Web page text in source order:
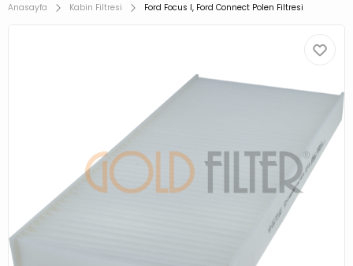
Anasayfa Kabin Filtresi Ford Focus I, Ford Connect Polen Filtresi